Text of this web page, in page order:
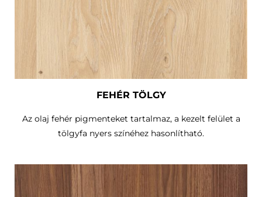
FEHÉR TÖLGY
Az olaj fehér pigmenteket tartalmaz, a kezelt felület a
tölgyfa nyers színéhez hasonlítható.